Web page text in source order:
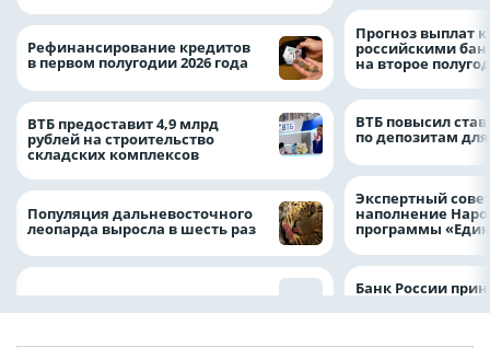
Рефинансирование кредитов
в первом полугодии 2026 года
ВТБ предоставит 4,9 млрд
рублей на строительство
складских комплексов
Популяция дальневосточного
леопарда выросла в шесть раз
Прогноз выплат
российскими
на второе
ВТБ повысил
по депозитам
Экспертный
наполнение
программы
Банк России